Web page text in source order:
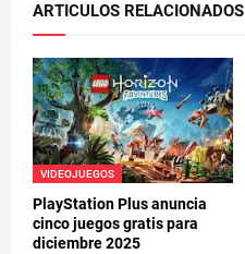
ARTICULOS RELACIONADOS
VIDEOJUEGOS
PlayStation Plus anuncia
cinco juegos gratis para
diciembre 2025